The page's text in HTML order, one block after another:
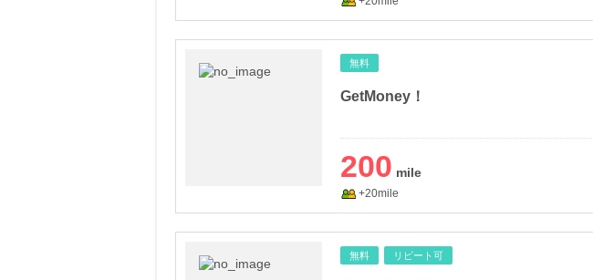
無料
GetMoney！
200
+20mile
無料 リピート可